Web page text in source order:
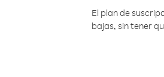
El plan de
bajas, sin tener